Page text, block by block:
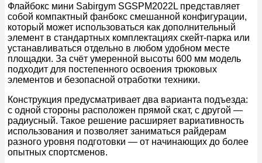
Флайбокс мини Sabirgym SGSPM2022L представляет
собой компактный фанбокс смешанной конфигурации,
который может использоваться как дополнительный
элемент в стандартных комплектациях скейт-парка или
устанавливаться отдельно в любом удобном месте
площадки. За счёт умеренной высоты 600 мм модель
подходит для постепенного освоения трюковых
элементов и безопасной отработки техники.
Конструкция предусматривает два варианта подъезда:
с одной стороны расположен прямой скат, с другой —
радиусный. Такое решение расширяет вариативность
использования и позволяет заниматься райдерам
разного уровня подготовки — от начинающих до более
опытных спортсменов.